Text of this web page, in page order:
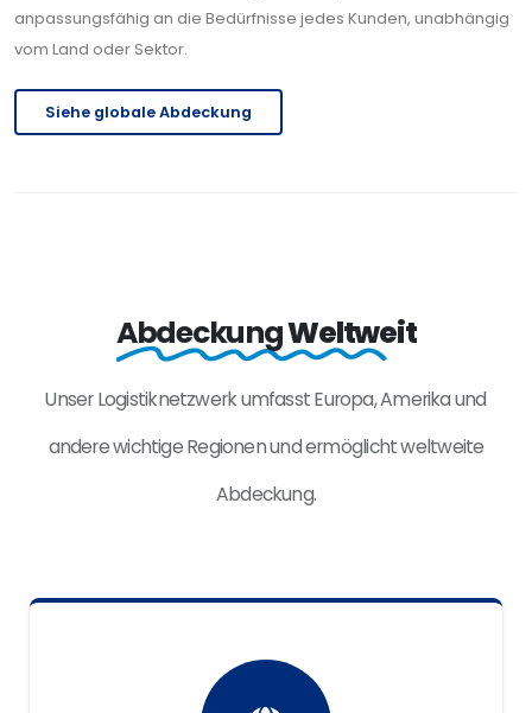
anpassungsfähig an die Bedürfnisse jedes Kunden, unabhängig
vom Land oder Sektor.
Siehe globale Abdeckung
AbdeckungWeltweit
Unser Logistiknetzwerk umfasst Europa, Amerika und
andere wichtige Regionen und ermöglicht weltweite
Abdeckung.